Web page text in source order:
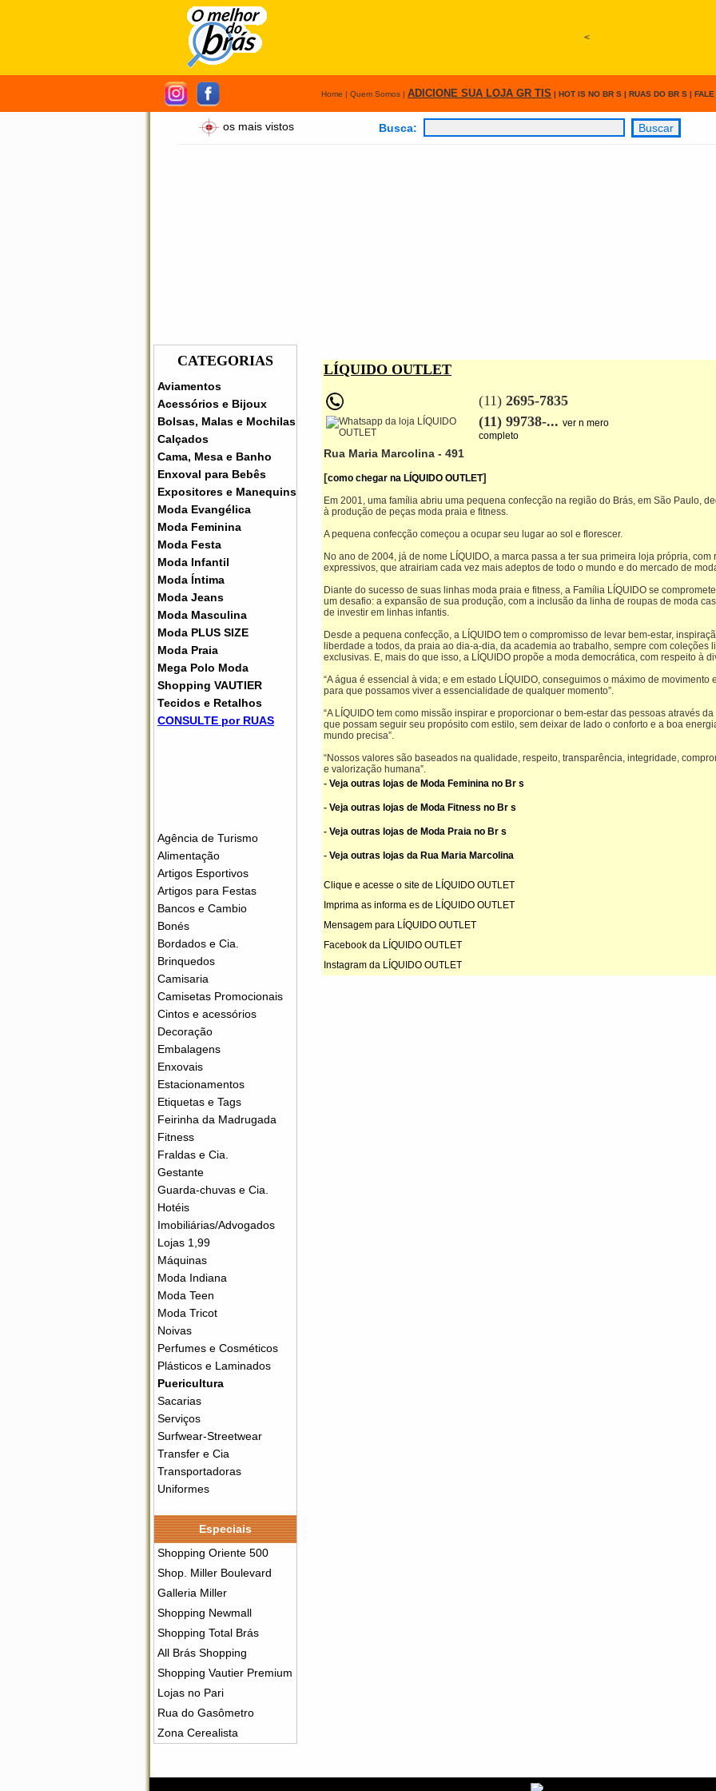
<
Home | Quem Somos | ADICIONE SUA LOJA GR TIS | HOT IS NO BR S | RUAS DO BR S |
os mais vistos Busca:
CATEGORIAS
Aviamentos
Acessórios e Bijoux
Bolsas, Malas e Mochilas
Calçados
Cama, Mesa e Banho
Enxoval para Bebês
Expositores e Manequins
Moda Evangélica
Moda Feminina
Moda Festa
Moda Infantil
Moda Íntima
Moda Jeans
Moda Masculina
Moda PLUS SIZE
Moda Praia
Mega Polo Moda
Shopping VAUTIER
Tecidos e Retalhos
CONSULTE por RUAS
Agência de Turismo
Alimentação
Artigos Esportivos
Artigos para Festas
Bancos e Cambio
Bonés
Bordados e Cia.
Brinquedos
Camisaria
Camisetas Promocionais
Cintos e acessórios
Decoração
Embalagens
Enxovais
Estacionamentos
Etiquetas e Tags
Feirinha da Madrugada
Fitness
Fraldas e Cia.
Gestante
Guarda-chuvas e Cia.
Hotéis
Imobiliárias/Advogados
Lojas 1,99
Máquinas
Moda Indiana
Moda Teen
Moda Tricot
Noivas
Perfumes e Cosméticos
Plásticos e Laminados
Puericultura
Sacarias
Serviços
Surfwear-Streetwear
Transfer e Cia
Transportadoras
Uniformes
Especiais
Shopping Oriente 500
Shop. Miller Boulevard
Galleria Miller
Shopping Newmall
Shopping Total Brás
All Brás Shopping
Shopping Vautier Premium
Lojas no Pari
Rua do Gasômetro
Zona Cerealista
LÍQUIDO OUTLET
(11) 2695-7835
(11) 99738-... ver n mero
completo
Rua Maria Marcolina - 491
[como chegar na LÍQUIDO OUTLET]
Em 2001, uma família abriu uma pequena confecção na região do Brás, em São Paulo,
à produção de peças moda praia e fitness.
A pequena confecção começou a ocupar seu lugar ao sol e florescer.
No ano de 2004, já de nome LÍQUIDO, a marca passa a ter sua primeira loja própria, com
expressivos, que atrairiam cada vez mais adeptos de todo o mundo e do mercado de
Diante do sucesso de suas linhas moda praia e fitness, a Família LÍQUIDO se
um desafio: a expansão de sua produção, com a inclusão da linha de roupas de moda
de investir em linhas infantis.
Desde a pequena confecção, a LÍQUIDO tem o compromisso de levar bem-estar,
liberdade a todos, da praia ao dia-a-dia, da academia ao trabalho, sempre com coleções
exclusivas. E, mais do que isso, a LÍQUIDO propõe a moda democrática, com respeito à
“A água é essencial à vida; e em estado LÍQUIDO, conseguimos o máximo de movimento
para que possamos viver a essencialidade de qualquer momento”.
“A LÍQUIDO tem como missão inspirar e proporcionar o bem-estar das pessoas através
que possam seguir seu propósito com estilo, sem deixar de lado o conforto e a boa
mundo precisa”.
“Nossos valores são baseados na qualidade, respeito, transparência, integridade,
e valorização humana”.
- Veja outras lojas de Moda Feminina no Br s
- Veja outras lojas de Moda Fitness no Br s
- Veja outras lojas de Moda Praia no Br s
- Veja outras lojas da Rua Maria Marcolina
Clique e acesse o site de LÍQUIDO OUTLET
Imprima as informa es de LÍQUIDO OUTLET
Mensagem para LÍQUIDO OUTLET
Facebook da LÍQUIDO OUTLET
Instagram da LÍQUIDO OUTLET